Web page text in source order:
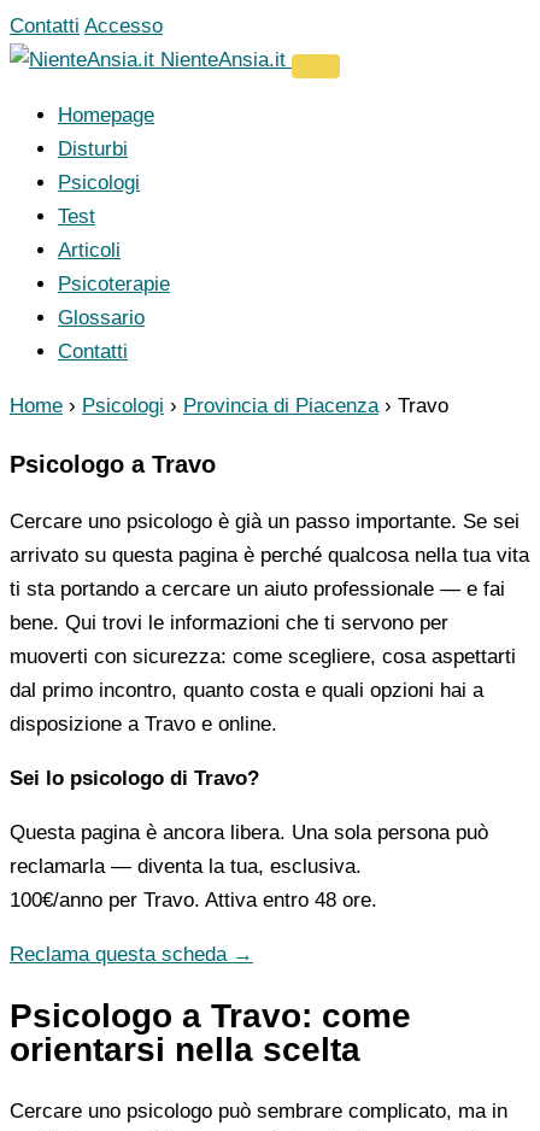
Vai
al
Contatti Accesso
NienteAnsia.it
Homepage
Disturbi
Psicologi
Test
Articoli
Psicoterapie
Glossario
Contatti
Home › Psicologi › Provincia di Piacenza › Travo
Psicologo a Travo
Cercare uno psicologo è già un passo importante. Se sei
arrivato su questa pagina è perché qualcosa nella tua vita
ti sta portando a cercare un aiuto professionale — e fai
bene. Qui trovi le informazioni che ti servono per
muoverti con sicurezza: come scegliere, cosa aspettarti
dal primo incontro, quanto costa e quali opzioni hai a
disposizione a Travo e online.
Sei lo psicologo di Travo?
Questa pagina è ancora libera. Una sola persona può
reclamarla — diventa la tua, esclusiva.
100€/anno per Travo. Attiva entro 48 ore.
Reclama questa scheda →
Psicologo a Travo: come
orientarsi nella scelta
Cercare uno psicologo può sembrare complicato, ma in